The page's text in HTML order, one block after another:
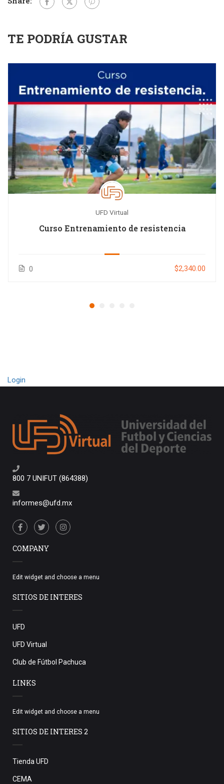
TE PODRÍA GUSTAR
UFD Virtual
Curso Entrenamiento de resistencia
0 $2,340.00
Login
800 7 UNIFUT (864388)
informes@ufd.mx
COMPANY
Edit widget and choose a menu
SITIOS DE INTERES
UFD
UFD Virtual
Club de Fútbol Pachuca
LINKS
Edit widget and choose a menu
SITIOS DE INTERES 2
Tienda UFD
CEMA